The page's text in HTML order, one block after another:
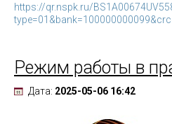
https://qr.nspk.ru/
Режим работы в
Дата: 2025-05-06 16:42